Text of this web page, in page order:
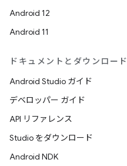
Android 12
Android 11
ドキュメントとダウンロード
Android Studio ガイド
デベロッパー ガイド
API リファレンス
Studio をダウンロード
Android NDK